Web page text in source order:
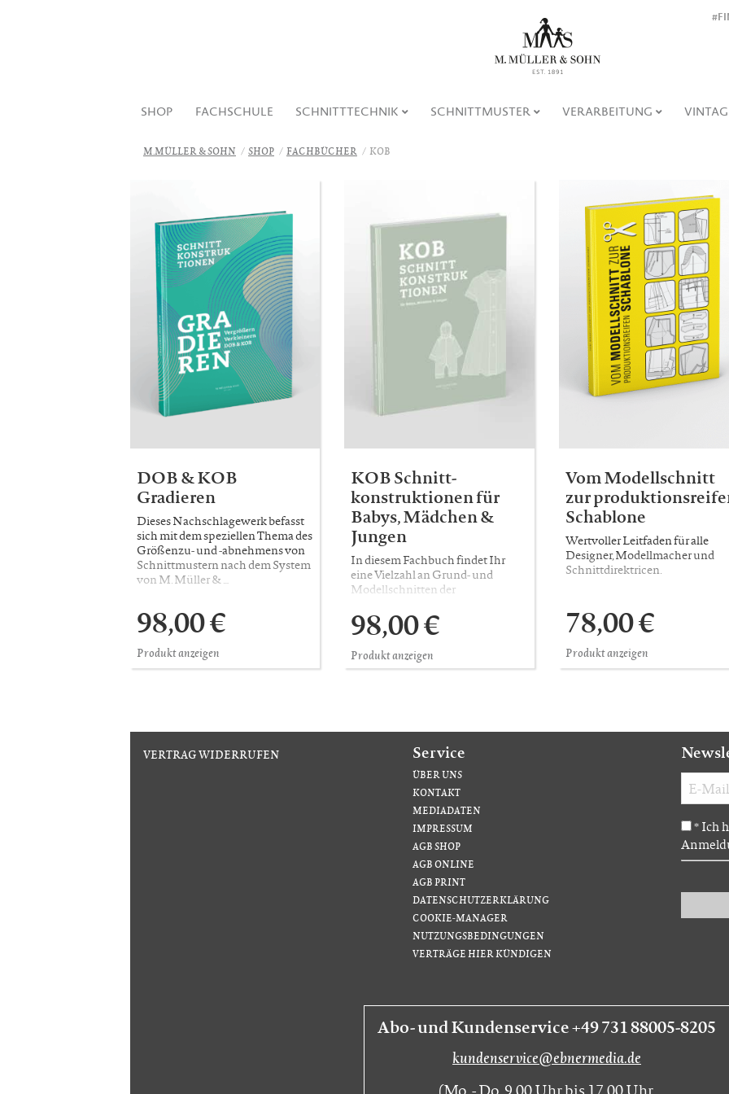
SHOP FACHSCHULE SCHNITTTECHNIK SCHNITTMUSTER VERARBEITUNG
M.MÜLLER & SOHN SHOP FACHBÜCHER KOB
DOB & KOB
Gradieren
Dieses Nachschlagewerk befasst
sich mit dem speziellen Thema des
Größenzu- und -abnehmens von
Schnittmustern nach dem System
von M. Müller & …
98,00 €
Produkt anzeigen
KOB Schnitt-
konstruktionen für
Babys, Mädchen &
Jungen
In diesem Fachbuch findet Ihr
eine Vielzahl an Grund- und
Modellschnitten der
Schnittsystem M. Müller & Sohn.
98,00 €
Produkt anzeigen
Vom Modellschnitt
zur
Schablone
Wertvoller Leitfaden für alle
Designer, Modellmacher und
Schnittdirektricen.
78,00 €
Produkt anzeigen
VERTRAG WIDERRUFEN Service
ÜBER UNS
KONTAKT
MEDIADATEN
IMPRESSUM
AGB SHOP
AGB ONLINE
AGB PRINT
DATENSCHUTZERKLÄRUNG
COOKIE-MANAGER
NUTZUNGSBEDINGUNGEN
VERTRÄGE HIER KÜNDIGEN
* Ich
Abo- und Kundenservice +49 731 88005-8205
kundenservice@ebnermedia.de